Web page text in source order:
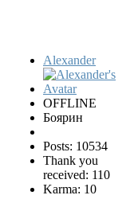
Alexander
OFFLINE
Боярин
Posts: 10534
Thank you
received: 110
Karma: 10